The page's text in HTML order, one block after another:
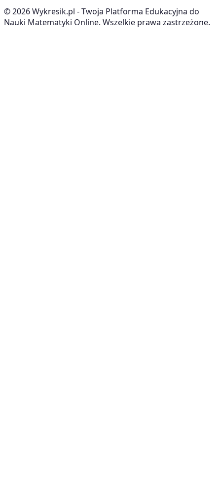
©2026Wykresik.pl - Twoja Platforma Edukacyjna do
Nauki Matematyki Online. Wszelkie prawa zastrzeżone.